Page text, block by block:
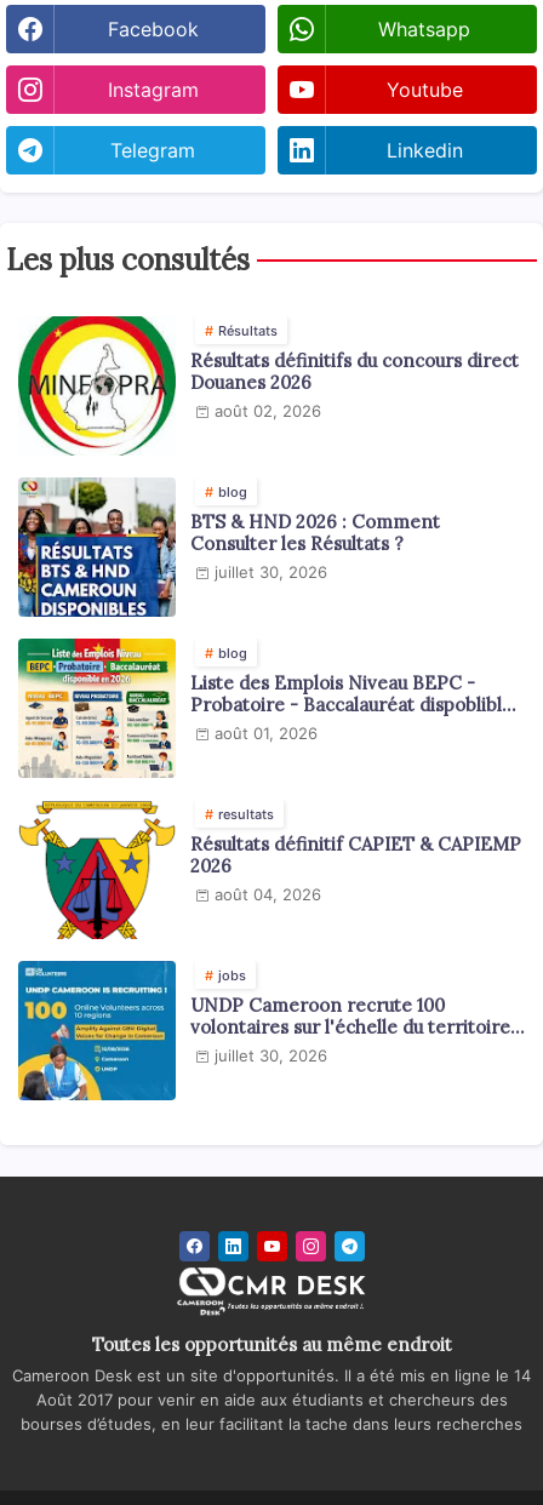
Facebook Whatsapp
Instagram Youtube
Telegram Linkedin
Les plus consultés
Résultats
Résultats définitifs du concours direct
Douanes 2026
août 02, 2026
blog
BTS & HND 2026 : Comment
Consulter les Résultats ?
juillet 30, 2026
blog
Liste des Emplois Niveau BEPC -
Probatoire - Baccalauréat dispoblible
en 2026
août 01, 2026
resultats
Résultats définitif CAPIET & CAPIEMP
2026
août 04, 2026
jobs
UNDP Cameroon recrute 100
volontaires sur l'échelle du territoire
national
juillet 30, 2026
Toutes les opportunités au même endroit
Cameroon Desk est un site d'opportunités. Il a été mis en ligne le 14
Août 2017 pour venir en aide aux étudiants et chercheurs des
bourses d’études, en leur facilitant la tache dans leurs recherches